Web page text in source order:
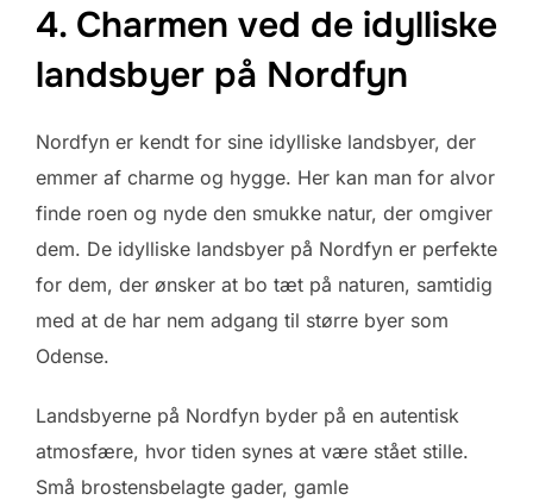
4. Charmen ved de idylliske
landsbyer på Nordfyn
Nordfyn er kendt for sine idylliske landsbyer, der
emmer af charme og hygge. Her kan man for alvor
finde roen og nyde den smukke natur, der omgiver
dem. De idylliske landsbyer på Nordfyn er perfekte
for dem, der ønsker at bo tæt på naturen, samtidig
med at de har nem adgang til større byer som
Odense.
Landsbyerne på Nordfyn byder på en autentisk
atmosfære, hvor tiden synes at være stået stille.
Små brostensbelagte gader, gamle